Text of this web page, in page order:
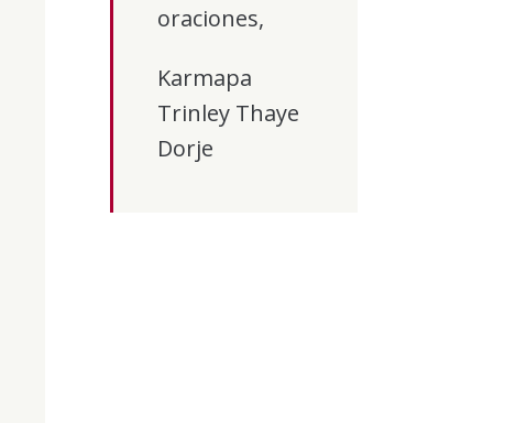
oraciones,
Karmapa
Trinley Thaye
Dorje